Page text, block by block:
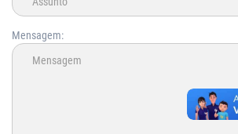
Mensagem: